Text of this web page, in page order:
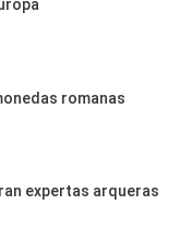
romanas
expertas arqueras